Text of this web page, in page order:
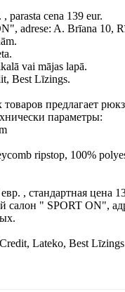
parasta cena 139 eur.
adrese: A. Brīana 10,
vai mājas lapā.
Best Līzings.
предлагает
параметры:
ripstop, 100%
, стандартная цена
салон " SPORT ON",
Lateko, Best